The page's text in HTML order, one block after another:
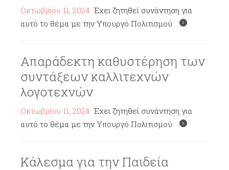
Οκτωβρίου 11, 2024 Έχει ζητηθεί συνάντηση για
αυτό το θέμα με την Υπουργό Πολιτισμού
Απαράδεκτη καθυστέρηση των
συντάξεων καλλιτεχνών
λογοτεχνών
Οκτωβρίου 11, 2024 Έχει ζητηθεί συνάντηση για
αυτό το θέμα με την Υπουργό Πολιτισμού
Κάλεσμα για την Παιδεία